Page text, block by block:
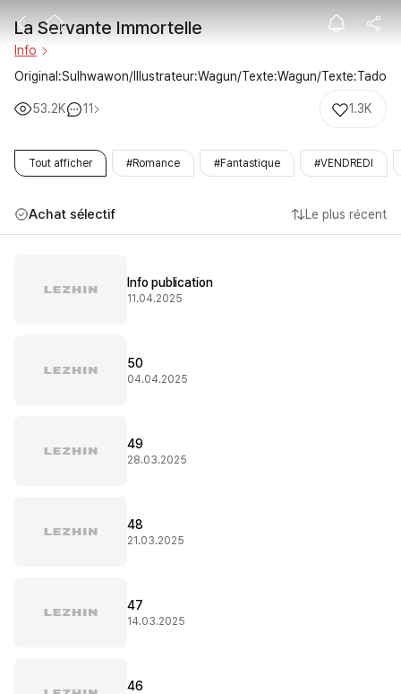
La Servante
La Servante Immortelle
Info
Original:Sulhwawon/Illustrateur:Wagun/Texte:Wagun/Texte:Tado
53.2K 11 1.3K
Tout afficher #Romance #Fantastique #VENDREDI
Achat sélectif Le plus récent
Info publication
11.04.2025
50
04.04.2025
49
28.03.2025
48
21.03.2025
47
14.03.2025
46